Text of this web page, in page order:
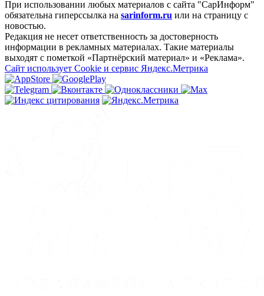
При использовании любых материалов с сайта "СарИнформ"
обязательна гиперссылка на sarinform.ru или на страницу с
новостью.
Редакция не несет ответственность за достоверность
информации в рекламных материалах. Такие материалы
выходят с пометкой «Партнёрский материал» и «Реклама».
Сайт использует Cookie и сервиc Яндекс.Метрика